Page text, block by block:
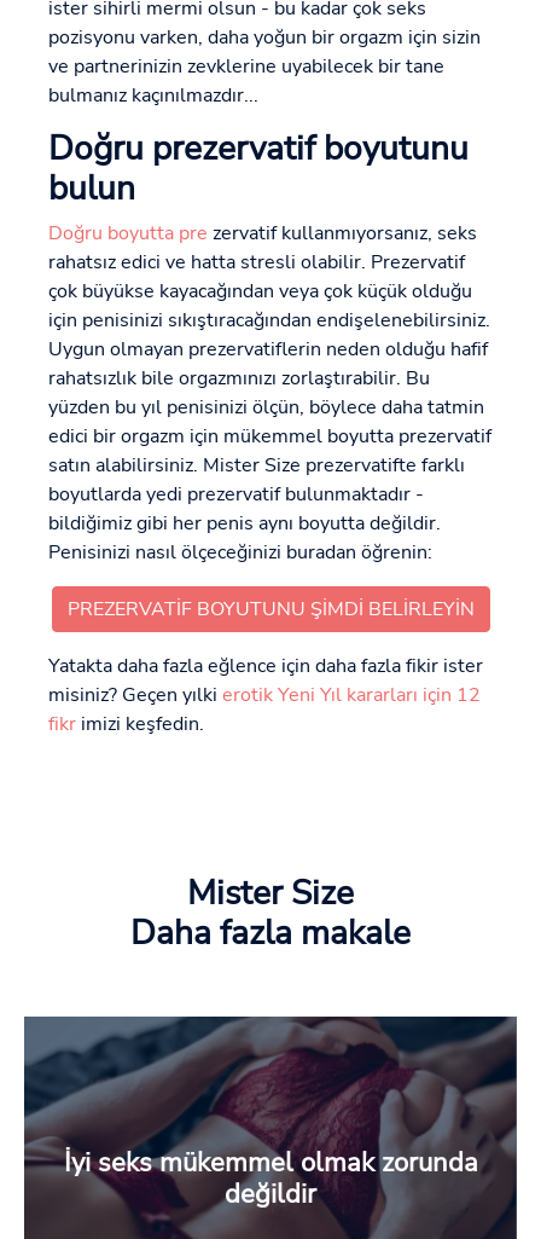
ister sihirli mermi olsun - bu kadar çok seks
pozisyonu varken, daha yoğun bir orgazm için sizin
ve partnerinizin zevklerine uyabilecek bir tane
bulmanız kaçınılmazdır...
Doğru prezervatif boyutunu
bulun
Doğru boyutta pre zervatif kullanmıyorsanız, seks
rahatsız edici ve hatta stresli olabilir. Prezervatif
çok büyükse kayacağından veya çok küçük olduğu
için penisinizi sıkıştıracağından endişelenebilirsiniz.
Uygun olmayan prezervatiflerin neden olduğu hafif
rahatsızlık bile orgazmınızı zorlaştırabilir. Bu
yüzden bu yıl penisinizi ölçün, böylece daha tatmin
edici bir orgazm için mükemmel boyutta prezervatif
satın alabilirsiniz. Mister Size prezervatifte farklı
boyutlarda yedi prezervatif bulunmaktadır -
bildiğimiz gibi her penis aynı boyutta değildir.
Penisinizi nasıl ölçeceğinizi buradan öğrenin:
PREZERVATIF BOYUTUNU ŞIMDI BELIRLEYIN
Yatakta daha fazla eğlence için daha fazla fikir ister
misiniz? Geçen yılki erotik Yeni Yıl kararları için 12
fikr imizi keşfedin.
Mister Size
Daha fazla makale
İyi seks mükemmel olmak zorunda
değildir